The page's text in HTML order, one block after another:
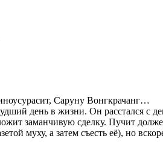
Саруну Вонгкрачанг…
день в жизни. Он расстался с
заманчивую сделку. Пучит
муху, а затем съесть её), но